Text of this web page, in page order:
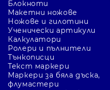
Блокноти
Макетни ножове
Ножове и гилотини
Ученически артикули
Калкулатори
Ролери и пълнители
Тънкописци
Текст маркери
Маркери за бяла дъска,
флумастери